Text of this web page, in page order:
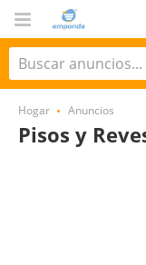
Hogar Anuncios
Pisos y